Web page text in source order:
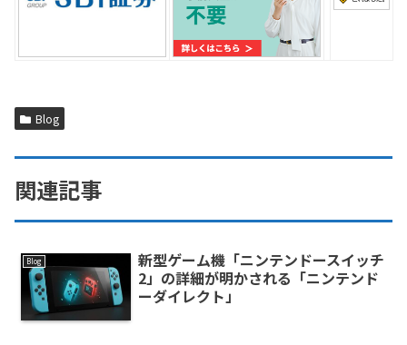
Blog
関連記事
Blog
新型ゲーム機「ニンテンドースイッチ
2」の詳細が明かされる「ニンテンド
ーダイレクト」